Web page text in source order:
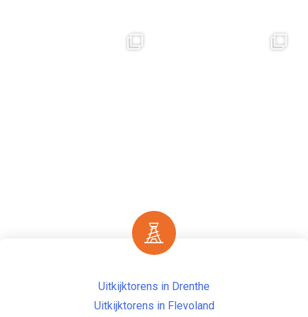
Uitkijktorens in Drenthe
Uitkijktorens in Flevoland